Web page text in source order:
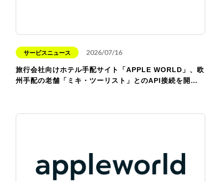
サービスニュース 2026/07/16
旅行会社向けホテル手配サイト「APPLE WORLD」、欧
州手配の老舗「ミキ・ツーリスト」とのAPI接続を開…